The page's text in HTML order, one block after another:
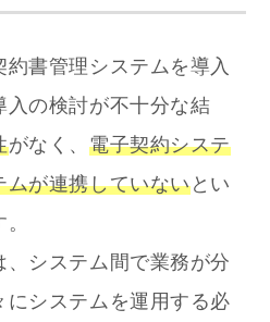
書管理システムを導入
入の検討が不十分な結
がなく、 電子契約システ
ムが連携していないとい
、システム間で業務が分
にシステムを運用する必